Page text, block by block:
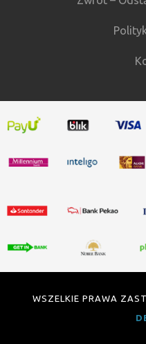
WSZELKIE PRAWA